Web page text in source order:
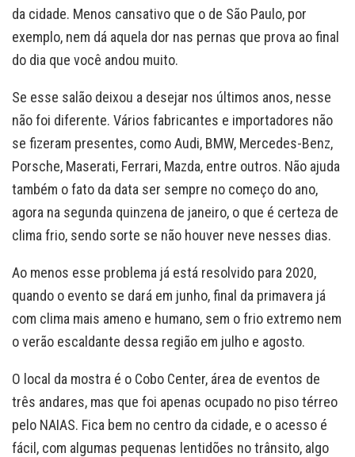
da cidade. Menos cansativo que o de São Paulo, por
exemplo, nem dá aquela dor nas pernas que prova ao final
do dia que você andou muito.
Se esse salão deixou a desejar nos últimos anos, nesse
não foi diferente. Vários fabricantes e importadores não
se fizeram presentes, como Audi, BMW, Mercedes-Benz,
Porsche, Maserati, Ferrari, Mazda, entre outros. Não ajuda
também o fato da data ser sempre no começo do ano,
agora na segunda quinzena de janeiro, o que é certeza de
clima frio, sendo sorte se não houver neve nesses dias.
Ao menos esse problema já está resolvido para 2020,
quando o evento se dará em junho, final da primavera já
com clima mais ameno e humano, sem o frio extremo nem
o verão escaldante dessa região em julho e agosto.
O local da mostra é o Cobo Center, área de eventos de
três andares, mas que foi apenas ocupado no piso térreo
pelo NAIAS. Fica bem no centro da cidade, e o acesso é
fácil, com algumas pequenas lentidões no trânsito, algo